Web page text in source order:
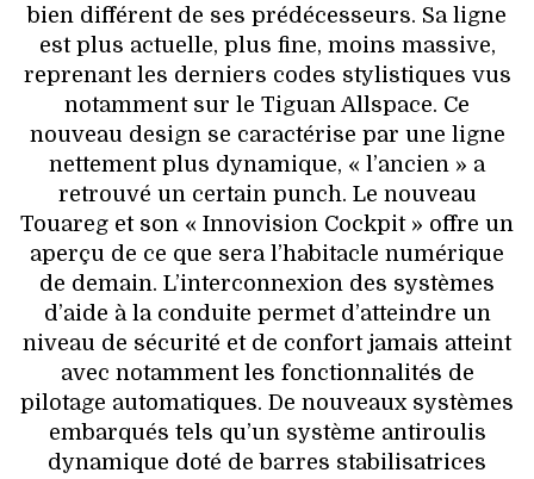
bien différent de ses prédécesseurs. Sa ligne
est plus actuelle, plus fine, moins massive,
reprenant les derniers codes stylistiques vus
notamment sur le Tiguan Allspace. Ce
nouveau design se caractérise par une ligne
nettement plus dynamique, « l’ancien » a
retrouvé un certain punch. Le nouveau
Touareg et son « Innovision Cockpit » offre un
aperçu de ce que sera l’habitacle numérique
de demain. L’interconnexion des systèmes
d’aide à la conduite permet d’atteindre un
niveau de sécurité et de confort jamais atteint
avec notamment les fonctionnalités de
pilotage automatiques. De nouveaux systèmes
embarqués tels qu’un système antiroulis
dynamique doté de barres stabilisatrices